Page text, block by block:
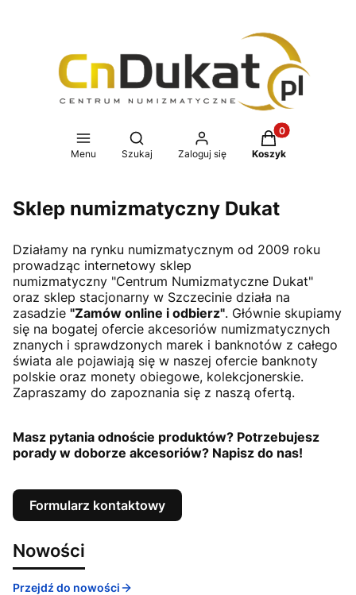
Menu
Otwórz wyszukiwarkę
Szukaj Zaloguj się
Produkty w
Koszyk
Sklep numizmatyczny Dukat
Działamy na rynku numizmatycznym od 2009 roku
prowadząc internetowy sklep
numizmatyczny "Centrum Numizmatyczne Dukat"
oraz sklep stacjonarny w Szczecinie działa na
zasadzie "Zamów online i odbierz". Głównie skupiamy
się na bogatej ofercie akcesoriów numizmatycznych
znanych i sprawdzonych marek i banknotów z całego
świata ale pojawiają się w naszej ofercie banknoty
polskie oraz monety obiegowe, kolekcjonerskie.
Zapraszamy do zapoznania się z naszą ofertą.
Masz pytania odnoście produktów? Potrzebujesz
porady w doborze akcesoriów? Napisz do nas!
Formularz kontaktowy
Nowości
Przejdź do nowości